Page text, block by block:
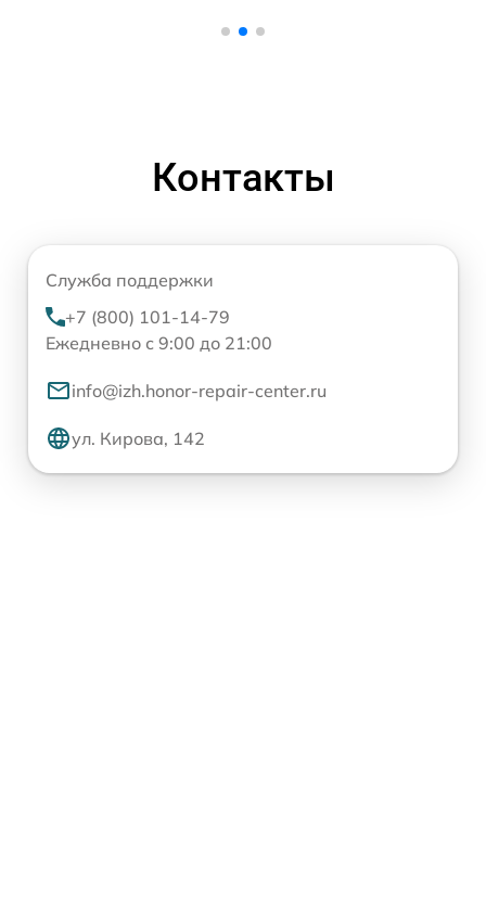
Контакты
Служба поддержки
+7 (800) 101-14-79
Ежедневно с 9:00 до 21:00
info@izh.honor-repair-center.ru
ул. Кирова, 142